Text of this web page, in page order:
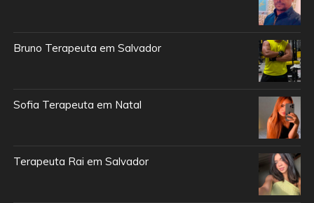
Bruno Terapeuta em Salvador
Sofia Terapeuta em Natal
Terapeuta Rai em Salvador